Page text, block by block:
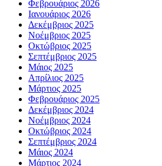
Φεβρουάριος 2026
Ιανουάριος 2026
Δεκέμβριος 2025
Νοέμβριος 2025
Οκτώβριος 2025
Σεπτέμβριος 2025
Μάιος 2025
Απρίλιος 2025
Μάρτιος 2025
Φεβρουάριος 2025
Δεκέμβριος 2024
Νοέμβριος 2024
Οκτώβριος 2024
Σεπτέμβριος 2024
Μάιος 2024
Μάρτιος 2024